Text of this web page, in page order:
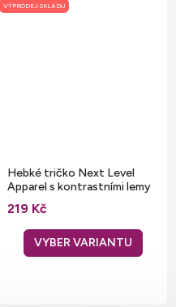
VÝPRODEJ SKLADU
Hebké tričko Next Level
Apparel s kontrastními lemy
145 g/m
219 Kč